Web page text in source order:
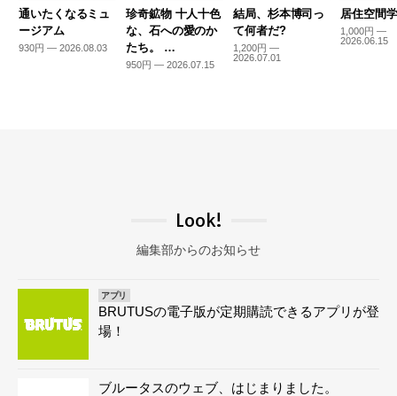
通いたくなるミュ
ージアム
930円 — 2026.08.03
珍奇鉱物 十人十色
な、石への愛のか
たち。 …
950円 — 2026.07.15
結局、杉本博司っ
て何者だ?
1,200円 —
2026.07.01
居住空間
1,000円 —
2026.06.15
Look!
編集部からのお知らせ
アプリ
BRUTUSの電子版が定期購読できるアプリが登
場！
ブルータスのウェブ、はじまりました。